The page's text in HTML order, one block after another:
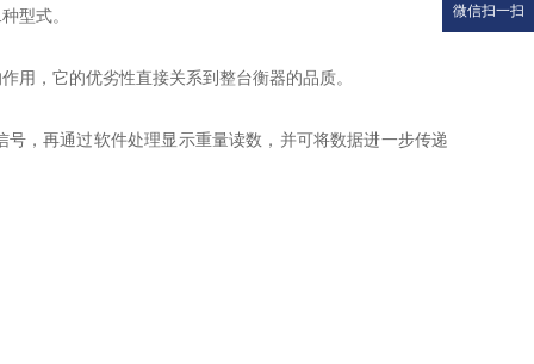
型式。
，它的优劣性直接关系到整台衡器的品质。
再通过软件处理显示重量读数，并可将数据进一步传递
微信扫一扫